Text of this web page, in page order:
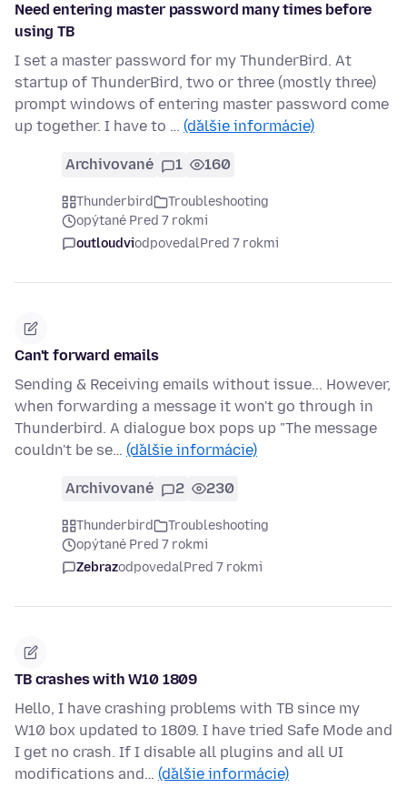
Need entering master password many times before
using TB
I set a master password for my ThunderBird. At
startup of ThunderBird, two or three (mostly three)
prompt windows of entering master password come
up together. I have to … (ďalšie informácie)
Archivované 1 160
Thunderbird
Troubleshooting
opýtané Pred 7 rokmi
outloudviodpovedalPred 7 rokmi
Can't forward emails
Sending & Receiving emails without issue... However,
when forwarding a message it won't go through in
Thunderbird. A dialogue box pops up "The message
couldn't be se… (ďalšie informácie)
Archivované 2 230
Thunderbird
Troubleshooting
opýtané Pred 7 rokmi
ZebrazodpovedalPred 7 rokmi
TB crashes with W10 1809
Hello, I have crashing problems with TB since my
W10 box updated to 1809. I have tried Safe Mode and
I get no crash. If I disable all plugins and all UI
modifications and… (ďalšie informácie)